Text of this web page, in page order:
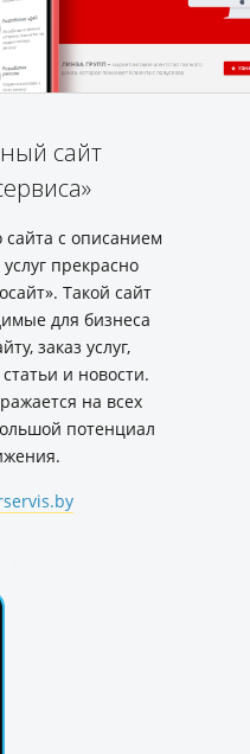
сайт
сайта с описанием
прекрасно
Такой сайт
для бизнеса
заказ услуг,
и новости.
на всех
потенциал